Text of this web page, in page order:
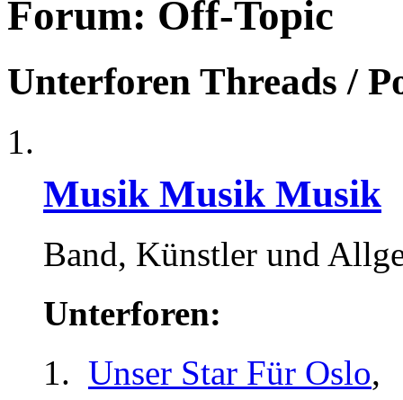
Forum: Off-Topic
Unterforen Threads /
Musik Musik Musik
Band, Künstler und
Unterforen:
Unser Star Für Oslo,